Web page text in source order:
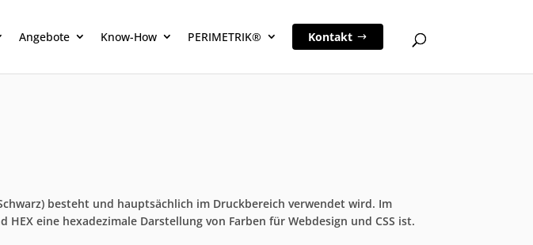
Angebote Know-How PERIMETRIK® Kontakt
besteht und hauptsächlich im Druckbereich verwendet wird. Im
eine hexadezimale Darstellung von Farben für Webdesign und CSS ist.